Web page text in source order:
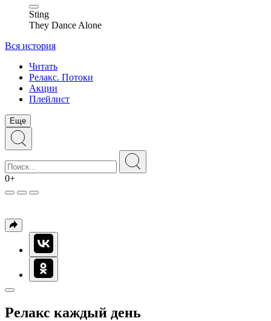
Sting
They Dance Alone
Вся история
Читать
Релакс. Потоки
Акции
Плейлист
Еще
0+
Релакс каждый день